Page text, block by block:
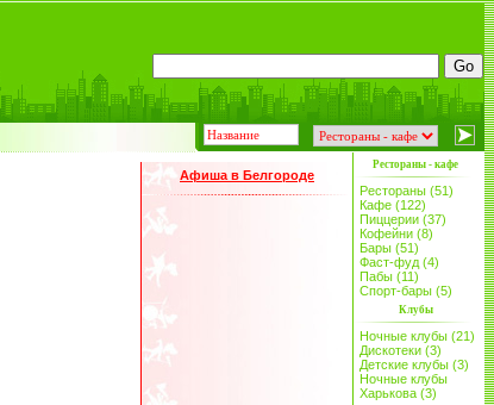
Афиша в Белгороде
Рестораны - кафе
Рестораны (51)
Кафе (122)
Пиццерии (37)
Кофейни (8)
Бары (51)
Фаст-фуд (4)
Пабы (11)
Спорт-бары (5)
Клубы
Ночные клубы (21)
Дискотеки (3)
Детские клубы (3)
Ночные клубы
Харькова (3)